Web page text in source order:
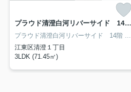
プラウド清澄白河リバーサイド 14階 １４F
江東区清澄１丁目
3LDK (71.45㎡)